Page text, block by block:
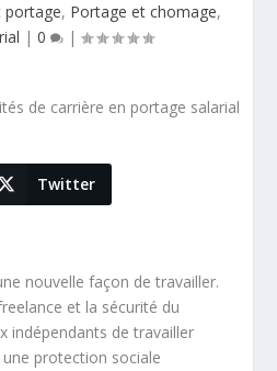
portage, Portage et chomage,
| 0 |
Twitter
nouvelle façon de travailler.
et la sécurité du
indépendants de travailler
protection sociale